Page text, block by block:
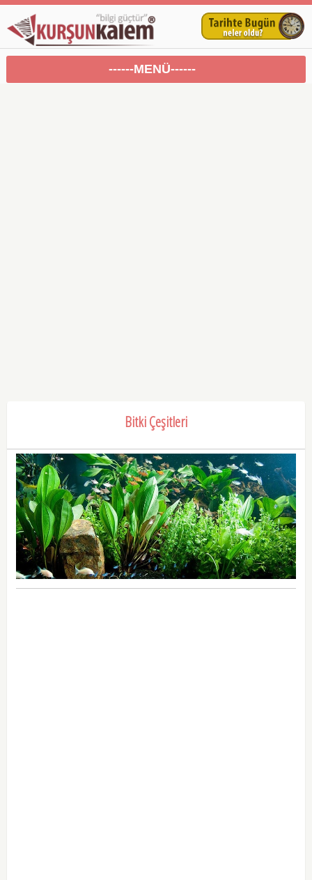
------MENÜ------
Bitki Çeşitleri